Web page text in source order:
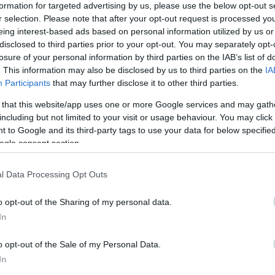
for targeted advertising by us, please use the below opt-out
selection. Please note that after your opt-out request is processed
interest-based ads based on personal information utilized by us
to third parties prior to your opt-out. You may separately
of your personal information by third parties on the IAB’s list of
This information may also be disclosed by us to third parties on the
Participants that may further disclose it to other third parties.
that this website/app uses one or more Google services and may
but not limited to your visit or usage behaviour. You may
to Google and its third-party tags to use your data for below
consent section.
Data Processing Opt Outs
opt-out of the Sharing of my personal data.
opt-out of the Sale of my Personal Data.
holttestről adtak jelentést, akinek
gyilkosát nagy erőkkel kezdték keresni.
Izraelt sokkolta a gyilkosság. Ori
szüleivel és testvéreivel. Önkéntesként
hogyan tud másoknak segíteni – mesélte
több százan vettek részt a temetésén